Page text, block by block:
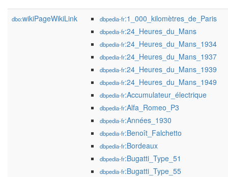
dbo:wikiPageWikiLink dbpedia-fr:1_000_kilomètres_de_Paris
dbpedia-fr:24_Heures_du_Mans
dbpedia-fr:24_Heures_du_Mans_1934
dbpedia-fr:24_Heures_du_Mans_1937
dbpedia-fr:24_Heures_du_Mans_1939
dbpedia-fr:24_Heures_du_Mans_1949
dbpedia-fr:Accumulateur_électrique
dbpedia-fr:Alfa_Romeo_P3
dbpedia-fr:Années_1930
dbpedia-fr:Benoît_Falchetto
dbpedia-fr:Bordeaux
dbpedia-fr:Bugatti_Type_51
dbpedia-fr:Bugatti_Type_55